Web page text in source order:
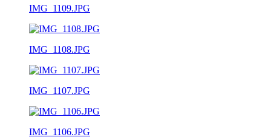
IMG_1109.JPG
IMG_1108.JPG
IMG_1107.JPG
IMG_1106.JPG